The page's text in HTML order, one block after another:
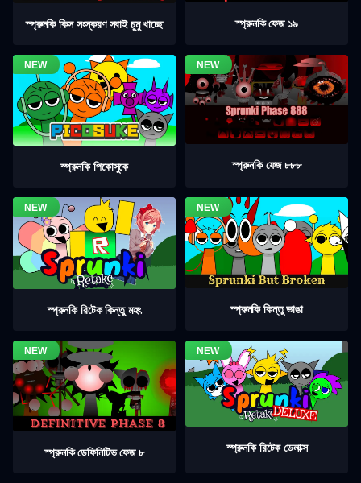
স্প্রুনকি কিস সংস্করণ সবাই চুমু খাচ্ছে স্প্রুনকি ফেজ ১৯
স্প্রুনকি পিকোসুকে স্প্রুনকি ফেজ ৮৮৮
স্প্রুনকি রিটেক কিন্তু মহৎ স্প্রুনকি কিন্তু ভাঙা
স্প্রুনকি ডেফিনিটিভ ফেজ ৮ স্প্রুনকি রিটেক ডেলাক্স